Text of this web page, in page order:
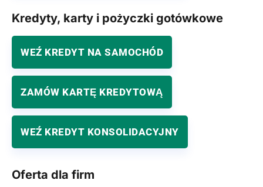
Kredyty, karty i pożyczki gotówkowe
WEŹ KREDYT NA SAMOCHÓD
ZAMÓW KARTĘ KREDYTOWĄ
WEŹ KREDYT KONSOLIDACYJNY
Oferta dla firm